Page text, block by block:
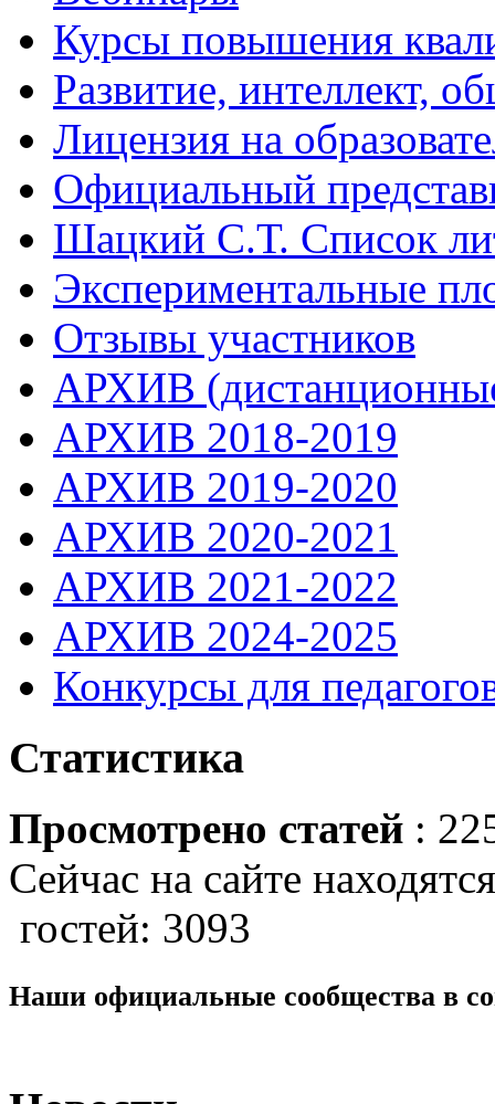
Курсы повышения
Развитие, интеллект,
Лицензия на
Официальный
Шацкий С.Т. Список
Экспериментальные
Отзывы участников
АРХИВ
АРХИВ 2018-2019
АРХИВ 2019-2020
АРХИВ 2020-2021
АРХИВ 2021-2022
АРХИВ 2024-2025
Конкурсы для
Статистика
Просмотрено статей :
Сейчас на сайте
гостей: 3093
Наши официальные сообщества в